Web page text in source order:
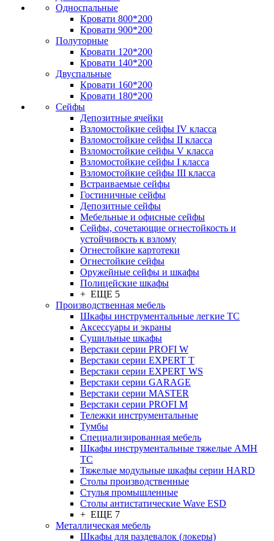
Односпальные
Кровати 800*200
Кровати 900*200
Полуторные
Кровати 120*200
Кровати 140*200
Двуспальные
Кровати 160*200
Кровати 180*200
Сейфы
Депозитные ячейки
Взломостойкие сейфы IV класса
Взломостойкие сейфы II класса
Взломостойкие сейфы V класса
Взломостойкие сейфы I класса
Взломостойкие сейфы III класса
Встраиваемые сейфы
Гостиничные сейфы
Депозитные сейфы
Мебельные и офисные сейфы
Сейфы, сочетающие огнестойкость и
устойчивость к взлому
Огнестойкие картотеки
Огнестойкие сейфы
Оружейные сейфы и шкафы
Полицейские шкафы
+ ЕЩЕ 5
Производственная мебель
Шкафы инструментальные легкие ТС
Аксессуары и экраны
Cушильные шкафы
Верстаки серии PROFI W
Верстаки серии EXPERT T
Верстаки серии EXPERT WS
Верстаки серии GARAGE
Верстаки серии MASTER
Верстаки серии PROFI M
Тележки инструментальные
Тумбы
Cпециализированная мебель
Шкафы инструментальные тяжелые AMH
TC
Тяжелые модульные шкафы серии HARD
Столы производственные
Стулья промышленные
Столы антистатические Wave ESD
+ ЕЩЕ 7
Металлическая мебель
Шкафы для раздевалок (локеры)